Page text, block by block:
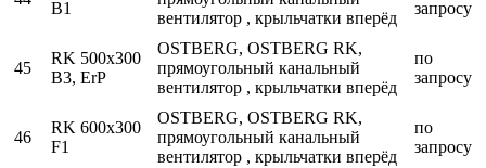
B1
вентилятор , крыльчатки вперёд
запросу
45
RK 500x300
B3, ErP
OSTBERG, OSTBERG RK,
прямоугольный канальный
вентилятор , крыльчатки вперёд
по
запросу
46
RK 600x300
F1
OSTBERG, OSTBERG RK,
прямоугольный канальный
вентилятор , крыльчатки вперёд
по
запросу